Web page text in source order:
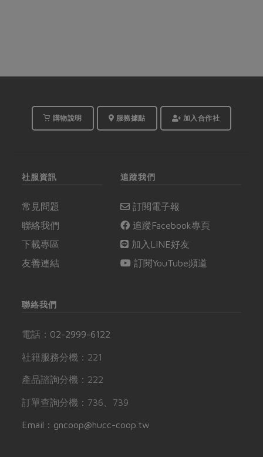
購物說明 服務據點 加入合作社
社服資訊
常見問題
聯絡我們
下載專區
友善連結
追蹤我們
訂閱電子報
追蹤Facebook專頁
加入LINE好友
訂閱YouTube頻道
聯絡我們
電話： 02-2999-6122
社籍服務分機：221
產品諮詢分機：222
訂單查詢分機：736、739
Email：gncoop@hucc-coop.tw